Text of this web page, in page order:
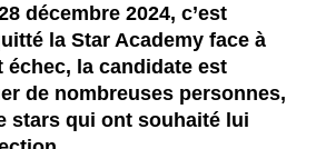
décembre 2024, c’est
la Star Academy face à
échec, la candidate est
de nombreuses personnes,
stars qui ont souhaité lui